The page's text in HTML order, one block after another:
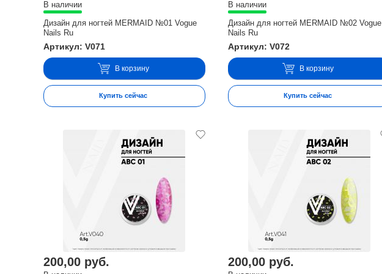
В наличии
Дизайн для ногтей MERMAID №01 Vogue
Nails Ru
Артикул: V071
В корзину
Купить сейчас
В наличии
Дизайн для ногтей MERMAID №02 Vogue
Nails Ru
Артикул: V072
В корзину
Купить сейчас
200,00 руб. 200,00 руб.